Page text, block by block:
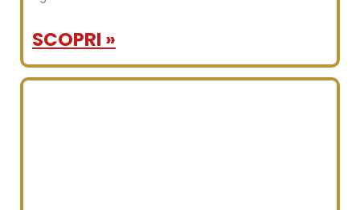
SCOPRI »